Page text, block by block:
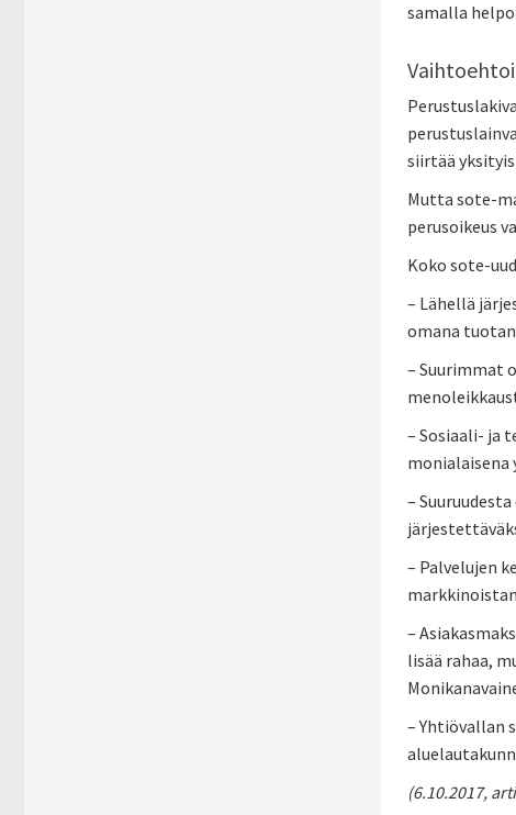
samalla
siirtää
Mutta sote-
perusoikeus
Koko sote-
– Lähellä
omana
– Suurimmat
– Sosiaali- ja
–
– Palvelujen
–
lisää rahaa,
– Yhtiövallan
(6.10.2017,